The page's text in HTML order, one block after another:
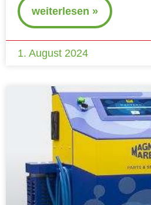
weiterlesen »
1. August 2024